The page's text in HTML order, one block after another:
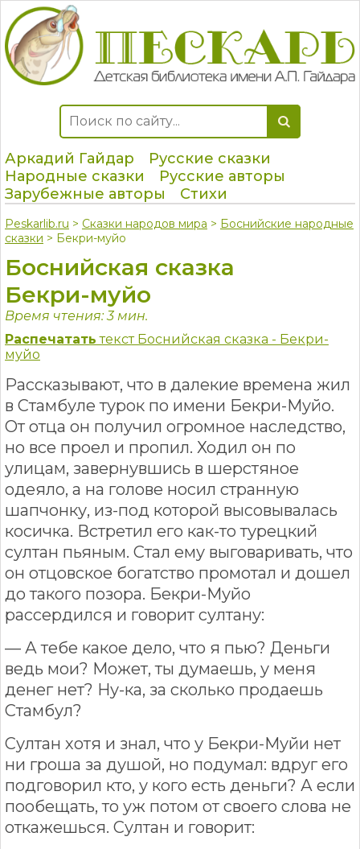
Аркадий Гайдар
Русские сказки
Народные сказки
Русские авторы
Зарубежные авторы
Стихи
Peskarlib.ru > Сказки народов мира > Боснийские народные
сказки > Бекри-муйо
Боснийская сказка
Бекри-муйо
Время чтения: 3 мин.
Распечатать текст Боснийская сказка - Бекри-
муйо
Рассказывают, что в далекие времена жил
в Стамбуле турок по имени Бекри-Муйо.
От отца он получил огромное наследство,
но все проел и пропил. Ходил он по
улицам, завернувшись в шерстяное
одеяло, а на голове носил странную
шапчонку, из-под которой высовывалась
косичка. Встретил его как-то турецкий
султан пьяным. Стал ему выговаривать, что
он отцовское богатство промотал и дошел
до такого позора. Бекри-Муйо
рассердился и говорит султану:
— А тебе какое дело, что я пью? Деньги
ведь мои? Может, ты думаешь, у меня
денег нет? Ну-ка, за сколько продаешь
Стамбул?
Султан хотя и знал, что у Бекри-Муйи нет
ни гроша за душой, но подумал: вдруг его
подговорил кто, у кого есть деньги? А если
пообещать, то уж потом от своего слова не
откажешься. Султан и говорит: